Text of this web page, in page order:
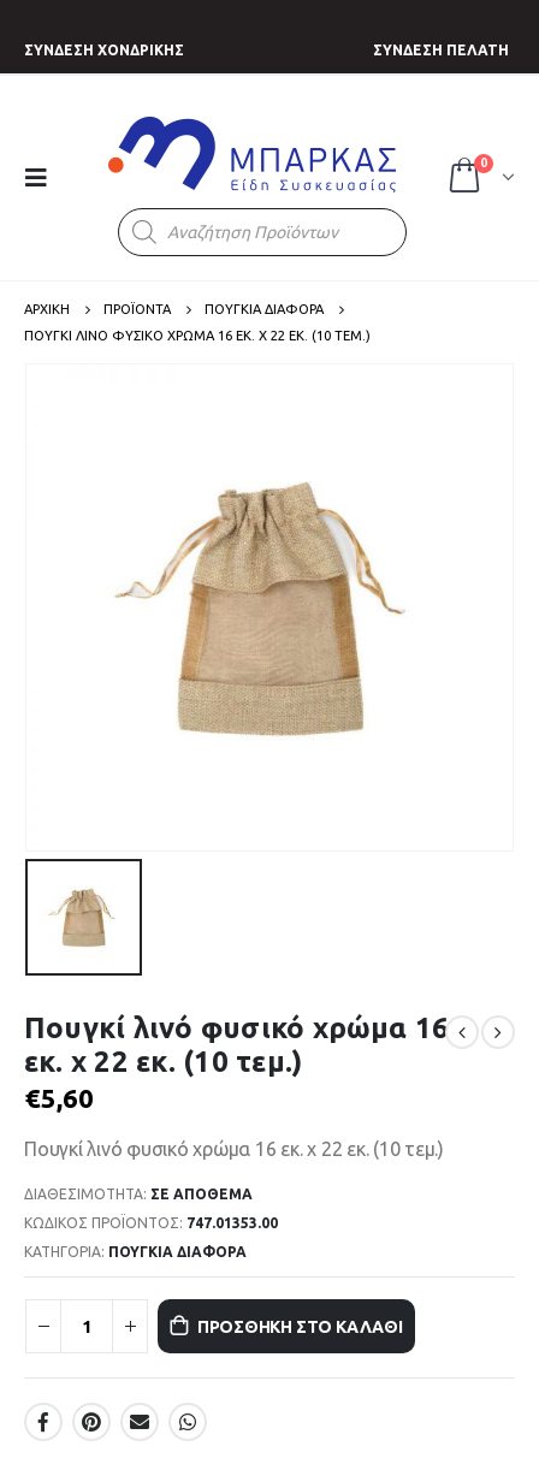
ΣΥΝΔΕΣΗ ΧΟΝΔΡΙΚΗΣ ΣΥΝΔΕΣΗ ΠΕΛΑΤΗ
Products
search
0
ΑΡΧΙΚΗ ΠΡΟΪΟΝΤΑ
ΠΟΥΓΚΙΑ ΔΙΑΦΟΡΑ
ΠΟΥΓΚΊ ΛΙΝΌ ΦΥΣΙΚΌ ΧΡΏΜΑ 16 ΕΚ. X 22 ΕΚ. (10 ΤΕΜ.)
Πουγκί λινό φυσικό χρώμα 16
εκ. x 22 εκ. (10 τεμ.)
€5,60
Πουγκί λινό φυσικό χρώμα 16 εκ. x 22 εκ. (10 τεμ.)
ΔΙΑΘΕΣΙΜΌΤΗΤΑ: ΣΕ ΑΠΌΘΕΜΑ
ΚΩΔΙΚΌΣ ΠΡΟΪΌΝΤΟΣ: 747.01353.00
ΚΑΤΗΓΟΡΊΑ: ΠΟΥΓΚΙΑ ΔΙΑΦΟΡΑ
ΠΡΟΣΘΉΚΗ ΣΤΟ ΚΑΛΆΘΙ